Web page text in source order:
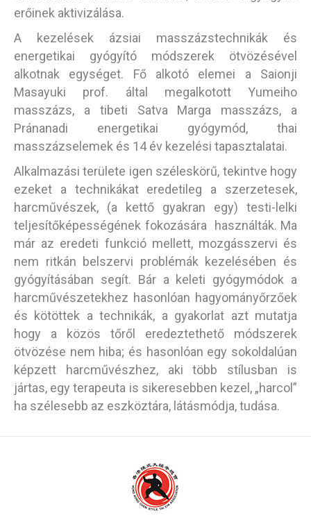
erőinek aktivizálása.
A kezelések ázsiai masszázstechnikák és
energetikai gyógyító módszerek ötvözésével
alkotnak egységet. Fő alkotó elemei a Saionji
Masayuki prof. által megalkotott Yumeiho
masszázs, a tibeti Satva Marga masszázs, a
Pránanadi energetikai gyógymód, thai
masszázselemek és 14 év kezelési tapasztalatai.
Alkalmazási területe igen széleskörű, tekintve hogy
ezeket a technikákat eredetileg a szerzetesek,
harcművészek, (a kettő gyakran egy) testi-lelki
teljesítőképességének fokozására használták. Ma
már az eredeti funkció mellett, mozgásszervi és
nem ritkán belszervi problémák kezelésében és
gyógyításában segít. Bár a keleti gyógymódok a
harcművészetekhez hasonlóan hagyományőrzőek
és kötöttek a technikák, a gyakorlat azt mutatja
hogy a közös tőről eredeztethető módszerek
ötvözése nem hiba; és hasonlóan egy sokoldalúan
képzett harcművészhez, aki több stílusban is
jártas, egy terapeuta is sikeresebben kezel, „harcol”
ha szélesebb az eszköztára, látásmódja, tudása.